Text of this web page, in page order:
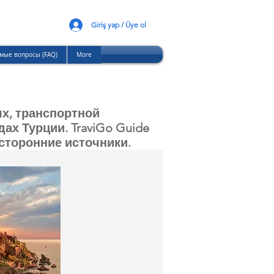
Giriş yap / Üye ol
вопросы (FAQ) More
транспортной
Турции. TraviGo Guide
источники.